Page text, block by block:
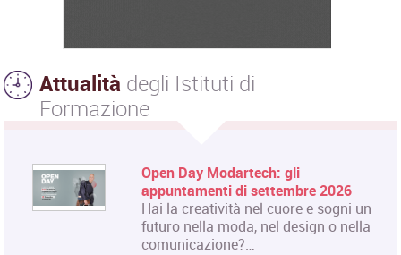
Attualità degli Istituti di
Formazione
Open Day Modartech: gli
appuntamenti di settembre 2026
Hai la creatività nel cuore e sogni un
futuro nella moda, nel design o nella
comunicazione?…